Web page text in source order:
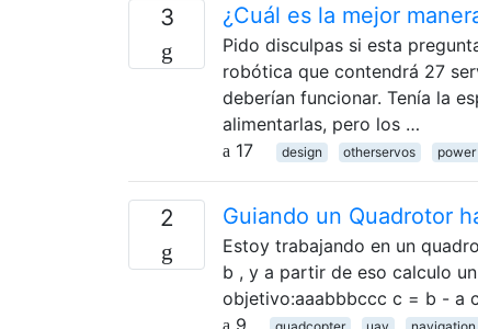
3 ¿Cuál es la mejor
Pido disculpas si esta
robótica que contendrá 27
deberían funcionar. Tenía la
alimentarlas, pero los …
17
design otherservos power
2 Guiando un Quadrotor
Estoy trabajando en un
b , y a partir de eso calculo
objetivo:aaabbbccc c = b - a
9